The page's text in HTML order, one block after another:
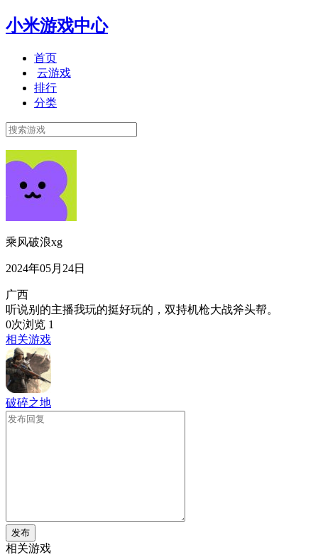
小米游戏中心
首页
云游戏
排行
分类
乘风破浪xg
2024年05月24日
广西
听说别的主播我玩的挺好玩的，双持机枪大战斧头帮。
0次浏览 1
相关游戏
破碎之地
发布
相关游戏